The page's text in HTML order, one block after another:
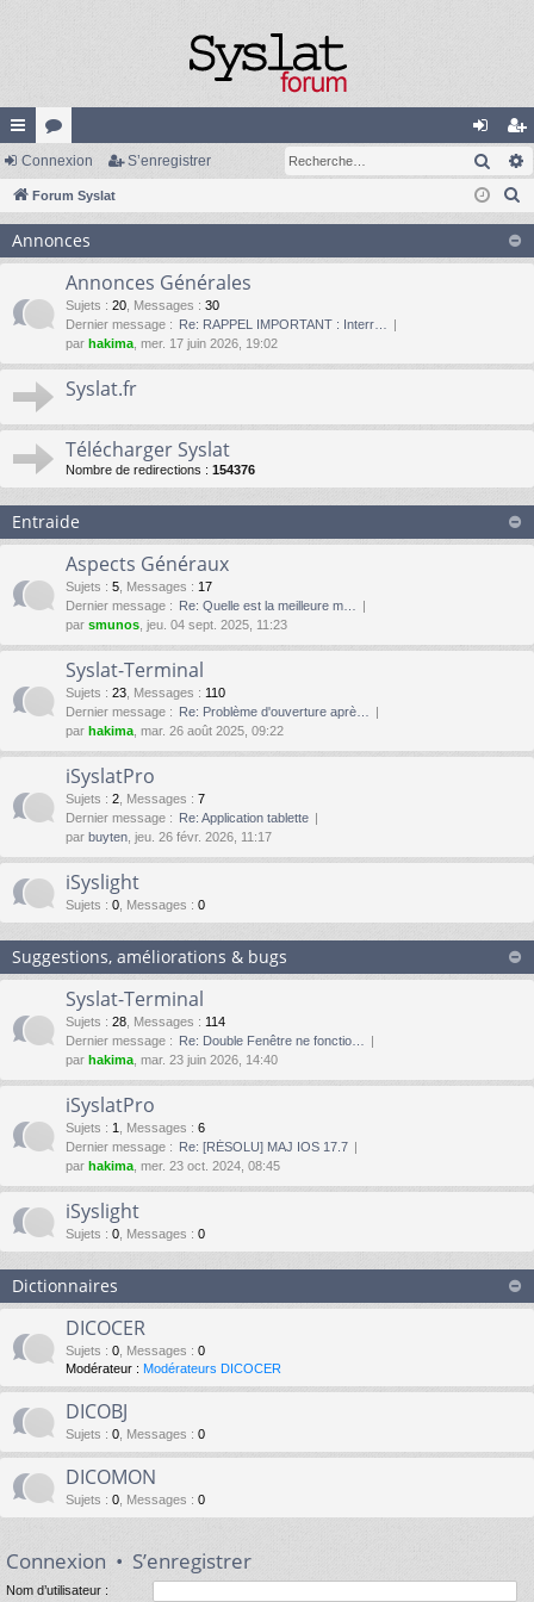
cc
ès
ra
pi
de
or
u
s
on
ne
on
’e
nr
eg
ist
Connexion S’enregistrer
Forum Syslat
r
Annonces
Annonces Générales
Sujets : 20 Messages : 30
Dernier message : Re: RAPPEL IMPORTANT : Interr…
par hakima , mer. 17 juin 2026, 19:02
Syslat.fr
Télécharger Syslat
Nombre de redirections : 154376
Entraide
Aspects Généraux
Sujets : 5 Messages : 17
Dernier message : Re: Quelle est la meilleure m…
par smunos , jeu. 04 sept. 2025, 11:23
Syslat-Terminal
Sujets : 23 Messages : 110
Dernier message : Re: Problème d'ouverture aprè…
par hakima , mar. 26 août 2025, 09:22
iSyslatPro
Sujets : 2 Messages : 7
Dernier message : Re: Application tablette
par buyten , jeu. 26 févr. 2026, 11:17
iSyslight
Sujets : 0 Messages : 0
Suggestions, améliorations & bugs
Syslat-Terminal
Sujets : 28 Messages : 114
Dernier message : Re: Double Fenêtre ne fonctio…
par hakima , mar. 23 juin 2026, 14:40
iSyslatPro
Sujets : 1 Messages : 6
Dernier message : Re: [RÉSOLU] MAJ IOS 17.7
par hakima , mer. 23 oct. 2024, 08:45
iSyslight
Sujets : 0 Messages : 0
Dictionnaires
DICOCER
Sujets : 0 Messages : 0
Modérateur : Modérateurs DICOCER
DICOBJ
Sujets : 0 Messages : 0
DICOMON
Sujets : 0 Messages : 0
Connexion • S’enregistrer
Nom d’utilisateur :